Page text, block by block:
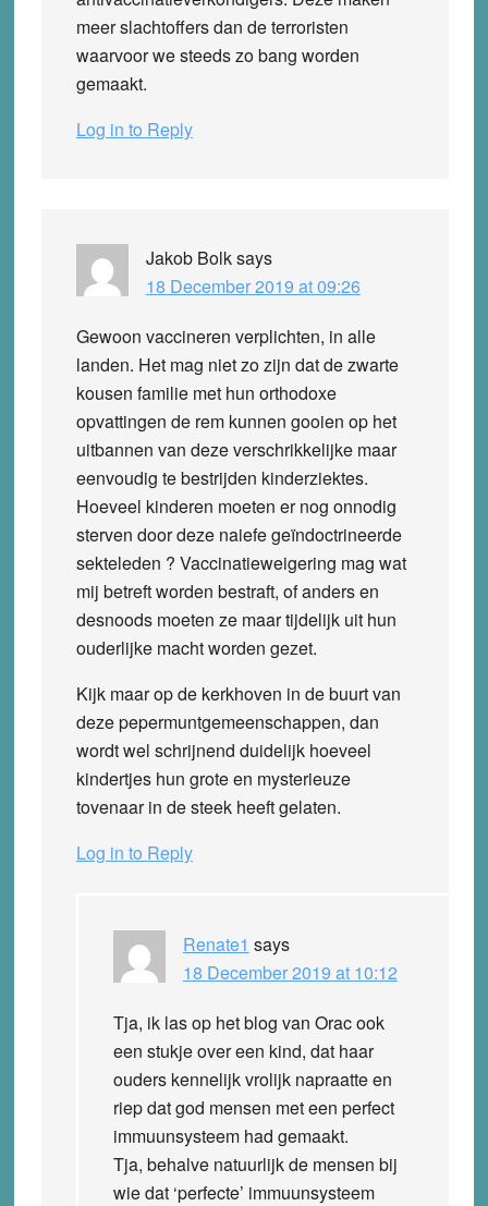
meer slachtoffers dan de terroristen
waarvoor we steeds zo bang worden
gemaakt.
Log in to Reply
Jakob Bolksays
18 December 2019 at 09:26
Gewoon vaccineren verplichten, in alle
landen. Het mag niet zo zijn dat de zwarte
kousen familie met hun orthodoxe
opvattingen de rem kunnen gooien op het
uitbannen van deze verschrikkelijke maar
eenvoudig te bestrijden kinderziektes.
Hoeveel kinderen moeten er nog onnodig
sterven door deze naiefe geïndoctrineerde
sekteleden ? Vaccinatieweigering mag wat
mij betreft worden bestraft, of anders en
desnoods moeten ze maar tijdelijk uit hun
ouderlijke macht worden gezet.
Kijk maar op de kerkhoven in de buurt van
deze pepermuntgemeenschappen, dan
wordt wel schrijnend duidelijk hoeveel
kindertjes hun grote en mysterieuze
tovenaar in de steek heeft gelaten.
Log in to Reply
Renate1 says
18 December 2019 at 10:12
Tja, ik las op het blog van Orac ook
een stukje over een kind, dat haar
ouders kennelijk vrolijk napraatte en
riep dat god mensen met een perfect
immuunsysteem had gemaakt.
Tja, behalve natuurlijk de mensen bij
wie dat ‘perfecte’ immuunsysteem